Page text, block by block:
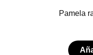
Pamela